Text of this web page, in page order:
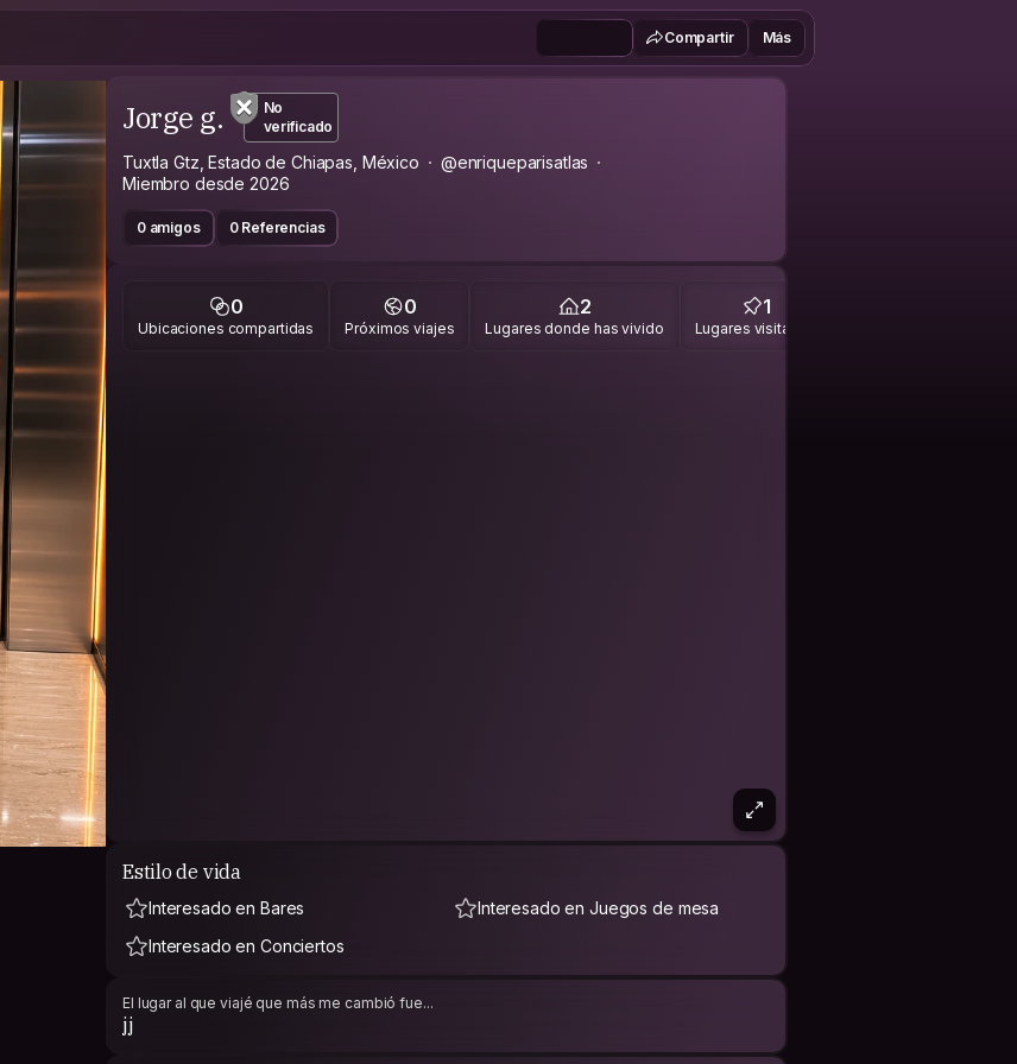
Compartir Más
Jorge g.
No
verificado
Tuxtla Gtz, Estado de Chiapas, México
@enriqueparisatlas
Miembro desde 2026
0 amigos 0 Referencias
0
Ubicaciones compartidas
0
Próximos viajes
2
Lugares donde has vivido
1
Lugares visitados
Estilo de vida
Interesado en Bares
Interesado en Juegos de mesa
Interesado en Conciertos
El lugar al que viajé que más me cambió fue...
jj